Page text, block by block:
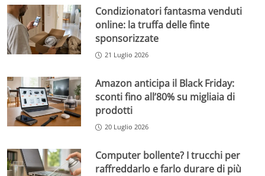
Condizionatori fantasma venduti
online: la truffa delle finte
sponsorizzate
21 Luglio 2026
Amazon anticipa il Black Friday:
sconti fino all’80% su migliaia di
prodotti
20 Luglio 2026
Computer bollente? I trucchi per
raffreddarlo e farlo durare di più